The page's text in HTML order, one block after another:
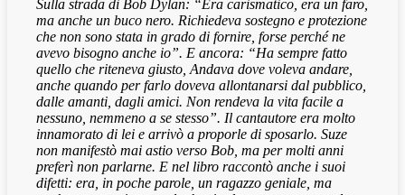
Sulla strada di Bob Dylan: “Era carismatico, era un faro,
ma anche un buco nero. Richiedeva sostegno e protezione
che non sono stata in grado di fornire, forse perché ne
avevo bisogno anche io”. E ancora: “Ha sempre fatto
quello che riteneva giusto, Andava dove voleva andare,
anche quando per farlo doveva allontanarsi dal pubblico,
dalle amanti, dagli amici. Non rendeva la vita facile a
nessuno, nemmeno a se stesso”. Il cantautore era molto
innamorato di lei e arrivò a proporle di sposarlo. Suze
non manifestò mai astio verso Bob, ma per molti anni
preferì non parlarne. E nel libro raccontò anche i suoi
difetti: era, in poche parole, un ragazzo geniale, ma